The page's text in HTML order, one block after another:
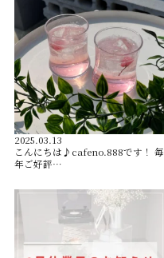
2025.03.13
こんにちは♪cafeno.888です！ 毎
年ご好評…